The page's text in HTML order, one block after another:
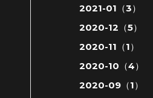
2021-01（3）
2020-12（5）
2020-11（1）
2020-10（4）
2020-09（1）